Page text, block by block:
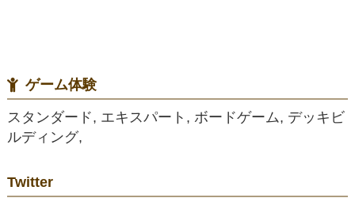
ゲーム体験
スタンダード, エキスパート, ボードゲーム, デッキビ
ルディング,
Twitter